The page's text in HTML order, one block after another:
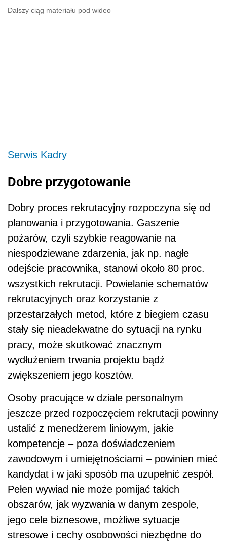
Dalszy ciąg materiału pod wideo
Serwis Kadry
Dobre przygotowanie
Dobry proces rekrutacyjny rozpoczyna się od
planowania i przygotowania. Gaszenie
pożarów, czyli szybkie reagowanie na
niespodziewane zdarzenia, jak np. nagłe
odejście pracownika, stanowi około 80 proc.
wszystkich rekrutacji. Powielanie schematów
rekrutacyjnych oraz korzystanie z
przestarzałych metod, które z biegiem czasu
stały się nieadekwatne do sytuacji na rynku
pracy, może skutkować znacznym
wydłużeniem trwania projektu bądź
zwiększeniem jego kosztów.
Osoby pracujące w dziale personalnym
jeszcze przed rozpoczęciem rekrutacji powinny
ustalić z menedżerem liniowym, jakie
kompetencje – poza doświadczeniem
zawodowym i umiejętnościami – powinien mieć
kandydat i w jaki sposób ma uzupełnić zespół.
Pełen wywiad nie może pomijać takich
obszarów, jak wyzwania w danym zespole,
jego cele biznesowe, możliwe sytuacje
stresowe i cechy osobowości niezbędne do